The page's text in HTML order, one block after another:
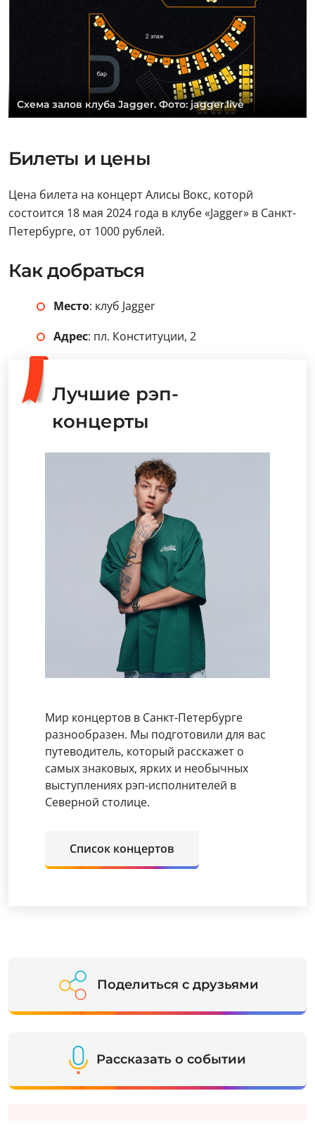
Схема залов клуба Jagger. Фото: jagger.live
Билеты и цены
Цена билета на концерт Алисы Вокс, которй
состоится 18 мая 2024 года в клубе «Jagger» в Санкт-
Петербурге, от 1000 рублей.
Как добраться
Место: клуб Jagger
Адрес: пл. Конституции, 2
Лучшие рэп-
концерты
Мир концертов в Санкт-Петербурге
разнообразен. Мы подготовили для вас
путеводитель, который расскажет о
самых знаковых, ярких и необычных
выступлениях рэп-исполнителей в
Северной столице.
Список концертов
Поделиться с друзьями
Рассказать о событии